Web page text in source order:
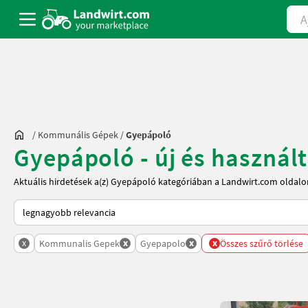
/ Kommunális Gépek /Gyepápoló
Gyepápoló - új és
Aktuális hirdetések a(z) Gyepápoló kategóriában a Landwirt.com
Így van sorba rendezve a Landwirt.com-on
x Kommunalis Gepek x Gyepapolo x x Összes szűrő törlése